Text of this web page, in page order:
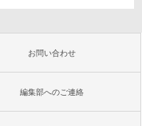
お問い合わせ
編集部へのご連絡